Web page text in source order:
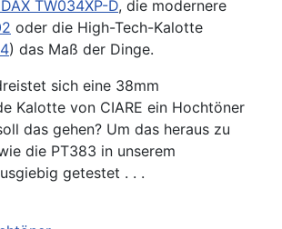
TW034XP-D, die modernere
oder die High-Tech-Kalotte
) das Maß der Dinge.
sich eine 38mm
Kalotte von CIARE ein Hochtöner
das gehen? Um das heraus zu
die PT383 in unserem
getestet . . .